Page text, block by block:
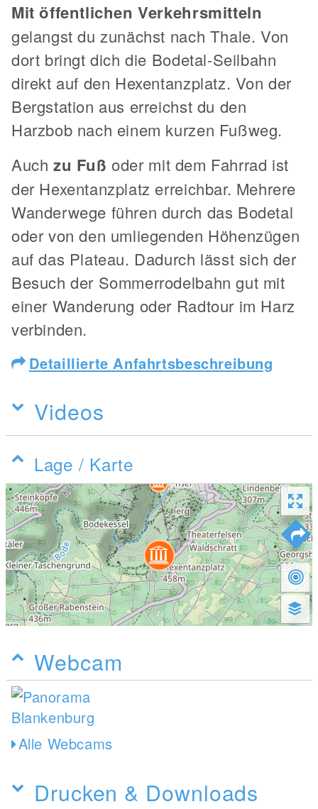
Mit öffentlichen Verkehrsmitteln
gelangst du zunächst nach Thale. Von
dort bringt dich die Bodetal-Seilbahn
direkt auf den Hexentanzplatz. Von der
Bergstation aus erreichst du den
Harzbob nach einem kurzen Fußweg.
Auchzu Fuß oder mit dem Fahrrad ist
der Hexentanzplatz erreichbar. Mehrere
Wanderwege führen durch das Bodetal
oder von den umliegenden Höhenzügen
auf das Plateau. Dadurch lässt sich der
Besuch der Sommerrodelbahn gut mit
einer Wanderung oder Radtour im Harz
verbinden.
Detaillierte Anfahrtsbeschreibung
Videos
Lage / Karte
Webcam
Alle Webcams
Drucken & Downloads